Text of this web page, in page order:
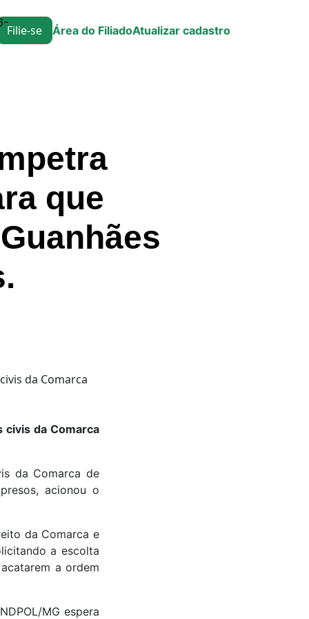
Filie-se Área do FiliadoAtualizar cadastro
que
civis da Comarca
da Comarca de
acionou o
da Comarca e
a escolta
a ordem
MG espera